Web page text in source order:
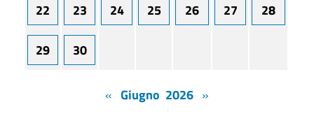
22 23 24 25 26 27 28
29 30
« Giugno 2026 »